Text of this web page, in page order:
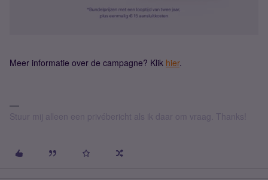
Meer informatie over de campagne? Klik hier.
Stuur mij alleen een privébericht als ik daar om vraag. Thanks!